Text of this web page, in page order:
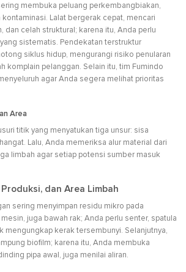
membuka peluang perkembangbiakan,
Lalat bergerak cepat, mencari
dan celah struktural; karena itu, Anda perlu
sistematis. Pendekatan terstruktur
siklus hidup, mengurangi risiko penularan
komplain pelanggan. Selain itu, tim Fumindo
agar Anda segera melihat prioritas
Area
titik yang menyatukan tiga unsur: sisa
Lalu, Anda memeriksa alur material dari
limbah agar setiap potensi sumber masuk
dan Area Limbah
sering menyimpan residu mikro pada
juga bawah rak; Anda perlu senter, spatula
mengungkap kerak tersembunyi. Selanjutnya,
biofilm; karena itu, Anda membuka
pipa awal, juga menilai aliran.